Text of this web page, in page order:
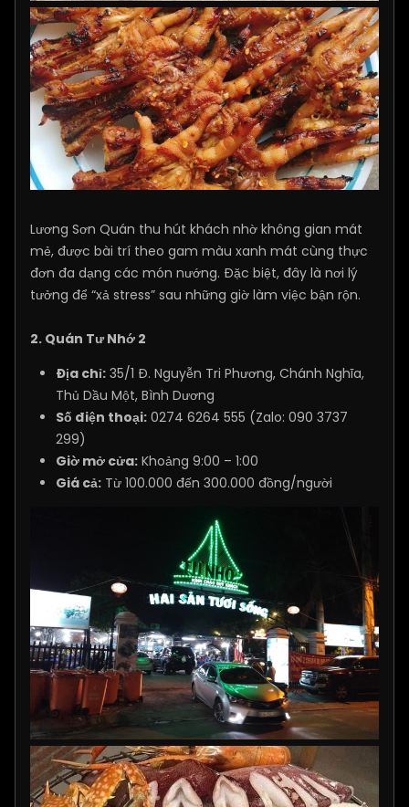
Lương Sơn Quán thu hút khách nhờ không gian mát
mẻ, được bài trí theo gam màu xanh mát cùng thực
đơn đa dạng các món nướng. Đặc biệt, đây là nơi lý
tưởng để “xả stress” sau những giờ làm việc bận rộn.
2. Quán Tư Nhớ 2
Địa chỉ: 35/1 Đ. Nguyễn Tri Phương, Chánh Nghĩa,
Thủ Dầu Một, Bình Dương
Số điện thoại: 0274 6264 555 (Zalo: 090 3737
299)
Giờ mở cửa: Khoảng 9:00 – 1:00
Giá cả: Từ 100.000 đến 300.000 đồng/người